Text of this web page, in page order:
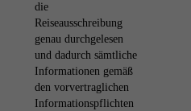
die
Reiseausschreibung
genau durchgelesen
und dadurch sämtliche
Informationen gemäß
den vorvertraglichen
Informationspflichten